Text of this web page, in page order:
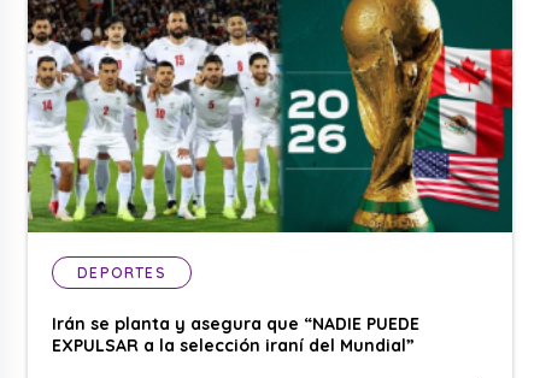
DEPORTES
Irán se planta y asegura que “NADIE PUEDE
EXPULSAR a la selección iraní del Mundial”